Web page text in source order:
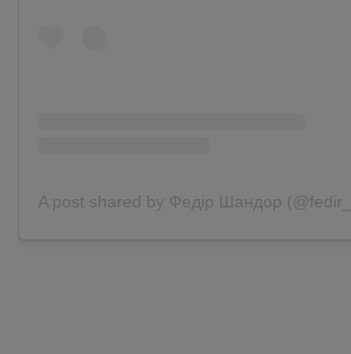
A post shared by Федір Шандор